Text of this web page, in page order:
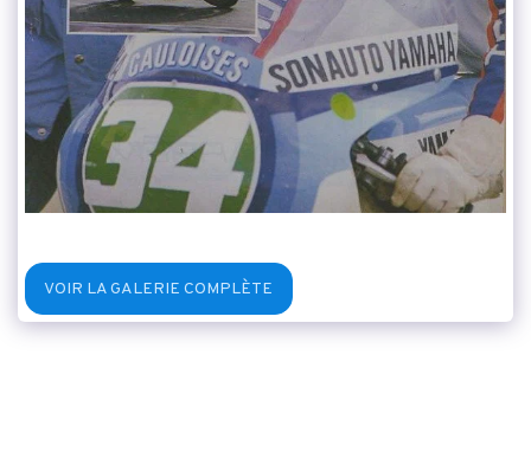
VOIR LA GALERIE COMPLÈTE